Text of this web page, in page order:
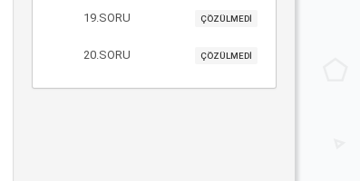
19.SORU ÇÖZÜLMEDİ
20.SORU ÇÖZÜLMEDİ